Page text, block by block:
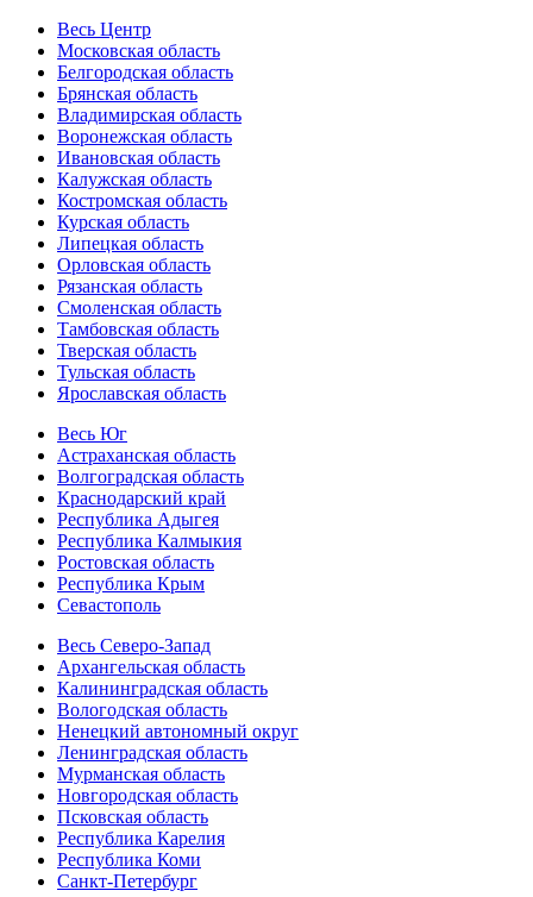
Весь Центр
Московская область
Белгородская область
Брянская область
Владимирская область
Воронежская область
Ивановская область
Калужская область
Костромская область
Курская область
Липецкая область
Орловская область
Рязанская область
Смоленская область
Тамбовская область
Тверская область
Тульская область
Ярославская область
Весь Юг
Астраханская область
Волгоградская область
Краснодарский край
Республика Адыгея
Республика Калмыкия
Ростовская область
Республика Крым
Севастополь
Весь Северо-Запад
Архангельская область
Калининградская область
Вологодская область
Ненецкий автономный округ
Ленинградская область
Мурманская область
Новгородская область
Псковская область
Республика Карелия
Республика Коми
Санкт-Петербург